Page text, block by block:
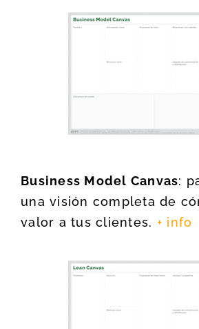
Business Model Canvas:
una visión completa de
valor a tus clientes. + info